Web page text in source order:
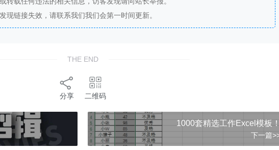
现链接失效，请联系我们我们会第一时间更新。
THE END
分享 二维码
1000套精选工作Excel模板
下一篇